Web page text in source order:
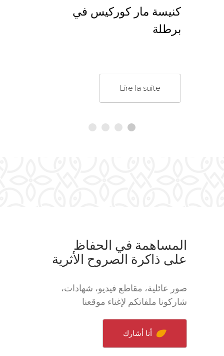
كنيسة مار كوركيس في
برطلة
Lire la suite
المساهمة في الحفاظ
على ذاكرة الصروح الأثرية
صور عائلية، مقاطع فيديو، شهادات،
شاركونا ملفاتكم لإغناء موقعنا
أنا أشارك